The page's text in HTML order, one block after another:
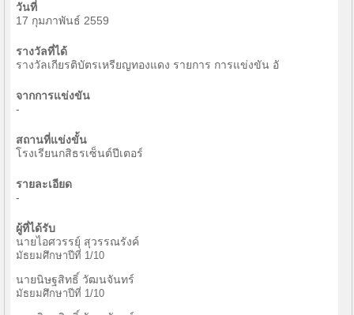
วันที่
17 กุมภาพันธ์ 2559
รางวัลที่ได้
รางวัลเกียรติบัตรเหรียญทองแดง รายการ การแข่งขัน อั
จากการแข่งขัน
-
สถานที่แข่งขั้น
โรงเรียนกสิธรเซ็นต์ปีเตอร์
รายละเอียด
-
ผู้ที่ได้รับ
นายไอศวรรยุ์ สุวรรณรังค์
มัธยมศึกษาปีที่ 1/10
นายนิษฐสิทธิ์ วัฒนจันทร์
มัธยมศึกษาปีที่ 1/10